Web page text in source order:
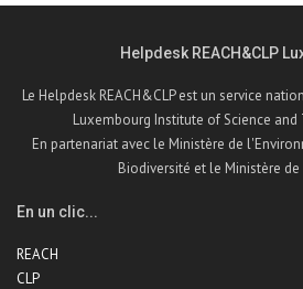
Helpdesk REACH&CLP
Le Helpdesk REACH&CLP est un service
Luxembourg Institute of Science and
En partenariat avec le Ministère de
Biodiversité et le Ministère
En un clic...
REACH
CLP